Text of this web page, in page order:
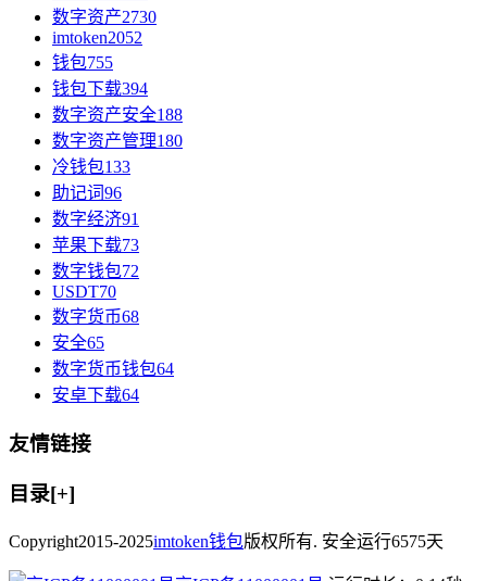
数字资产2730
imtoken2052
钱包755
钱包下载394
数字资产安全188
数字资产管理180
冷钱包133
助记词96
数字经济91
苹果下载73
数字钱包72
USDT70
数字货币68
安全65
数字货币钱包64
安卓下载64
友情链接
目录[+]
Copyright2015-2025imtoken钱包版权所有. 安全运行6575天